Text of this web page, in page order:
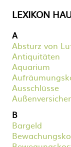
LEXIKON
A
Absturz von
Antiquitäten
Aquarium
Ausschlüsse
B
Bargeld